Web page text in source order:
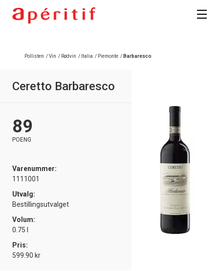
Pollisten /Vin / Rødvin / Italia / Piemonte / Barbaresco
Ceretto Barbaresco
89
POENG
Varenummer:
1111001
Utvalg:
Bestillingsutvalget
Volum:
0.75 l
Pris:
599.90 kr